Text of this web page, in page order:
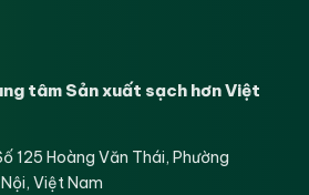
tâm Sản xuất sạch hơn Việt
125 Hoàng Văn Thái, Phường
Việt Nam